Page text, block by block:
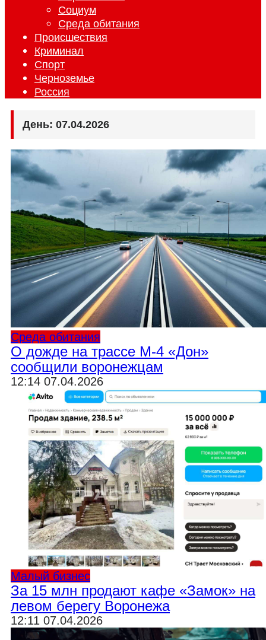
Социум
Среда обитания
Происшествия
Криминал
Спорт
Черноземье
Россия
День: 07.04.2026
Среда обитания
О дожде на трассе М-4 «Дон»
сообщили воронежцам
12:14 07.04.2026
Малый бизнес
За 15 млн продают кафе «Замок» на
левом берегу Воронежа
12:11 07.04.2026